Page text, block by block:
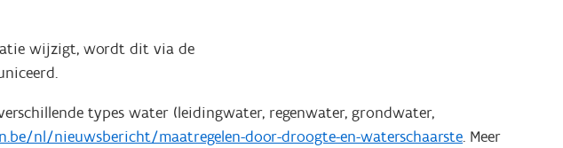
wijzigt, wordt dit via de
types water (leidingwater, regenwater, grondwater,
nl/nieuwsbericht/maatregelen-door-droogte-en-waterschaarste. Meer